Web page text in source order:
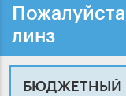
линз
БЮДЖЕТНЫЙ